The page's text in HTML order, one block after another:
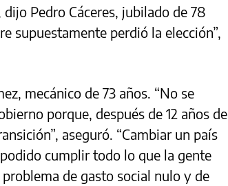
Pedro Cáceres, jubilado de 78
supuestamente perdió la elección”,
mecánico de 73 años. “No se
porque, después de 12 años de
aseguró. “Cambiar un país
cumplir todo lo que la gente
de gasto social nulo y de